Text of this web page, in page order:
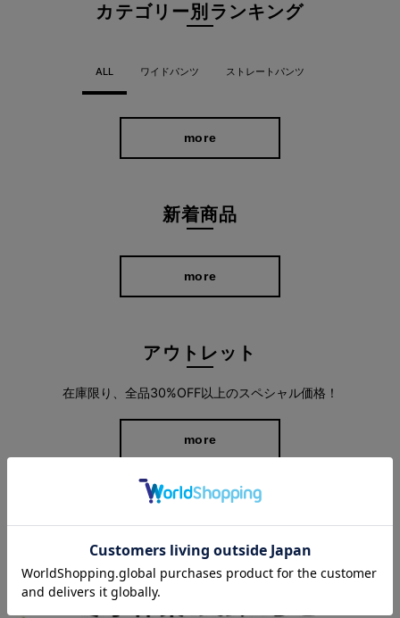
カテゴリー別ランキング
ALL ワイドパンツ ストレートパンツ
more
新着商品
more
アウトレット
在庫限り、全品30%OFF以上のスペシャル価格！
more